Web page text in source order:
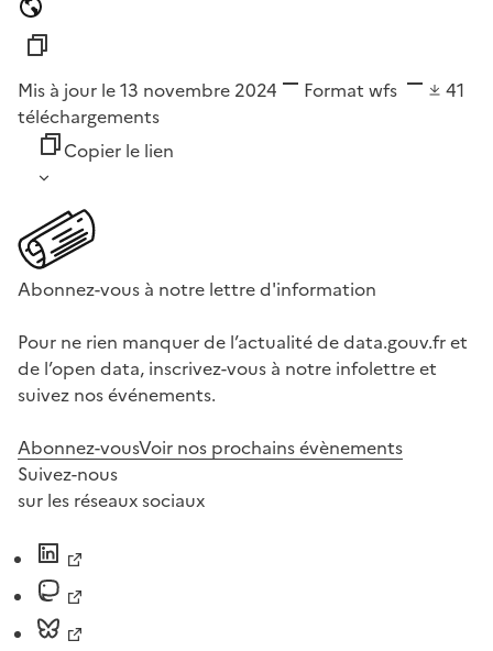
Mis à jour le 13 novembre 2024 Format wfs
41
téléchargements
Copier le lien
Abonnez-vous à notre lettre d'information
Pour ne rien manquer de l’actualité de data.gouv.fr et
de l’open data, inscrivez-vous à notre infolettre et
suivez nos événements.
Abonnez-vousVoir nos prochains évènements
Suivez-nous
sur les réseaux sociaux